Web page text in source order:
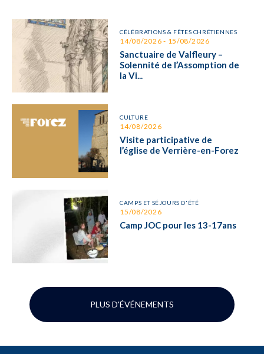
PLUS D'ÉVÉNEMENTS
CÉLÉBRATIONS & FÊTES CHRÉTIENNES
14/08/2026 - 15/08/2026
Sanctuaire de Valfleury –
Solennité de l’Assomption de
la Vi...
CULTURE
14/08/2026
Visite participative de
l’église de Verrière-en-Forez
CAMPS ET SÉJOURS D'ÉTÉ
15/08/2026
Camp JOC pour les 13-17ans